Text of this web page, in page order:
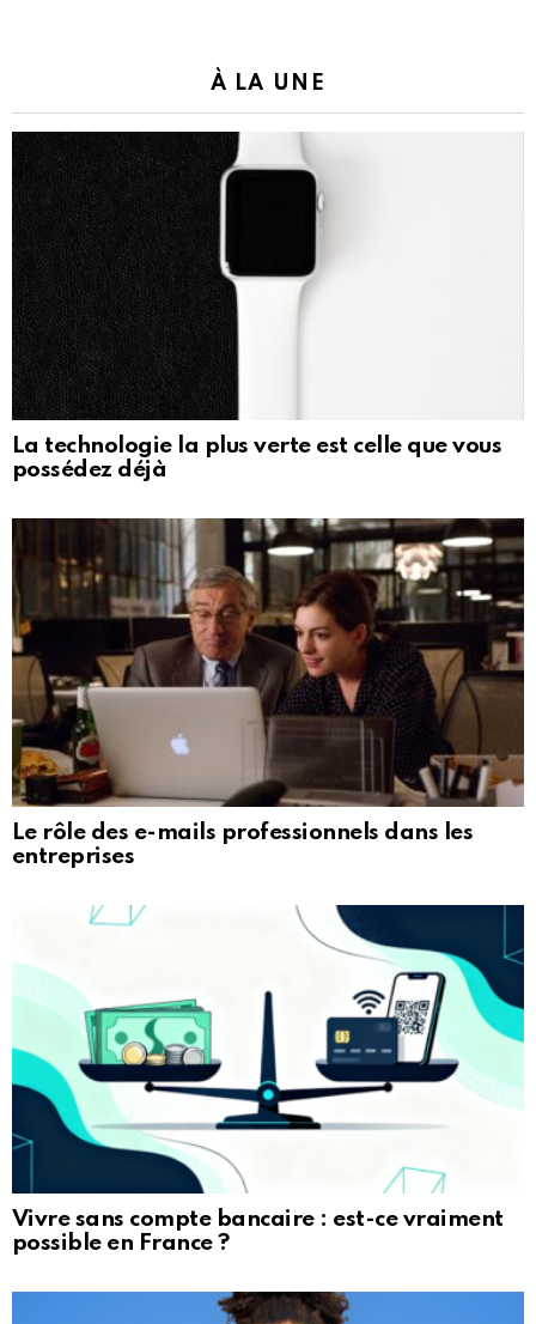
À LA UNE
La technologie la plus verte est celle que vous
possédez déjà
Le rôle des e-mails professionnels dans les
entreprises
Vivre sans compte bancaire : est-ce vraiment
possible en France ?